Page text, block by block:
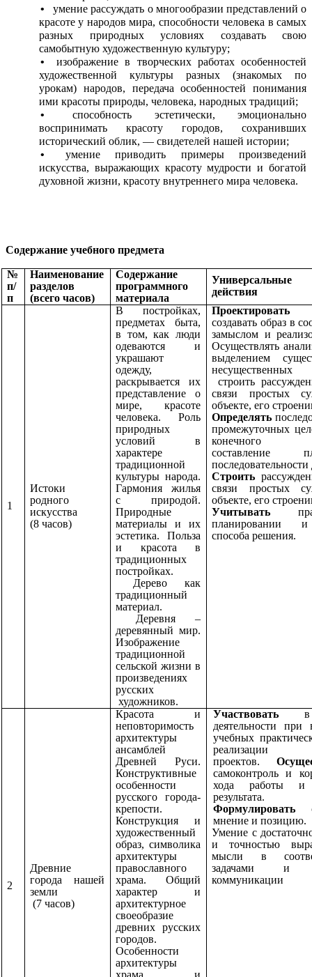
умение рассуждать о многообразии представлений о
красоте у народов мира, способности человека в самых
разных природных условиях создавать свою
самобытную художественную культуру;
изображение в творческих работах особенностей
художественной культуры разных (знакомых по
урокам) народов, передача особенностей понимания
ими красоты природы, человека, народных традиций;
способность эстетически, эмоционально
воспринимать красоту городов, сохранивших
исторический облик, — свидетелей нашей истории;
умение приводить примеры произведений
искусства, выражающих красоту мудрости и богатой
духовной жизни, красоту внутреннего мира человека.
Содержание учебного предмета
№
п/
п
Наименование
разделов
(всего часов)
Содержание
программного
материала
действия
1
Истоки
родного
искусства
(8 часов)
В постройках,
предметах быта,
в том, как люди
одеваются и
украшают
одежду,
раскрывается их
представление о
мире, красоте
человека. Роль
природных
условий в
характере
традиционной
культуры народа.
Гармония жилья
с природой.
Природные
материалы и их
эстетика. Польза
и красота в
традиционных
постройках.
Дерево как
традиционный
материал.
Деревня –
деревянный мир.
Изображение
традиционной
сельской жизни в
произведениях
русских
художников.
создавать образ в
замыслом и
Осуществлять
выделением
несущественных
строить
связи простых
объекте, его
Определять
промежуточных
конечного
Строить
связи простых
объекте, его
Учитывать
планировании
способа решения.
2
Древние
города нашей
земли
(7 часов)
Красота и
неповторимость
архитектуры
ансамблей
Древней Руси.
Конструктивные
особенности
русского города-
крепости.
Конструкция и
художественный
образ, символика
архитектуры
православного
храма. Общий
характер и
архитектурное
своеобразие
древних русских
городов.
Особенности
архитектуры
Участвовать
деятельности при
учебных
реализации
проектов.
самоконтроль и
хода работы и
результата.
Формулировать
мнение и позицию.
Умение с
и точностью
мысли в
задачами и
коммуникации